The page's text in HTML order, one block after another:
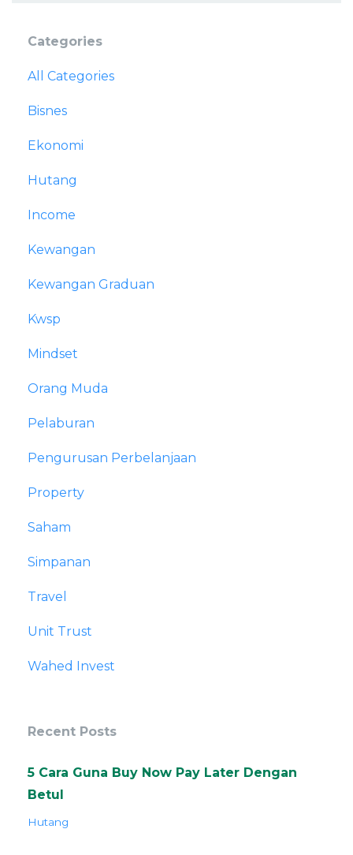
Categories
All Categories
Bisnes
Ekonomi
Hutang
Income
Kewangan
Kewangan Graduan
Kwsp
Mindset
Orang Muda
Pelaburan
Pengurusan Perbelanjaan
Property
Saham
Simpanan
Travel
Unit Trust
Wahed Invest
Recent Posts
5 Cara Guna Buy Now Pay Later Dengan
Betul
Hutang